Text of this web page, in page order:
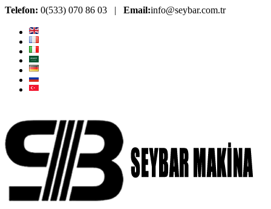
Telefon: 0(533) 070 86 03 | Email:info@seybar.com.tr